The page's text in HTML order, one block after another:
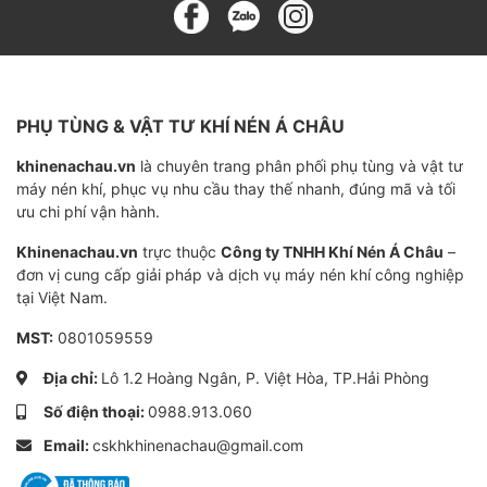
AOF11010001
Độ chênh áp bypass
0,25 Mpa
Hiệu quả
99,9%
PHỤ TÙNG & VẬT TƯ KHÍ NÉN Á CHÂU
khinenachau.vn là chuyên trang phân phối phụ tùng và vật tư
máy nén khí, phục vụ nhu cầu thay thế nhanh, đúng mã và tối
ưu chi phí vận hành.
Khinenachau.vn trực thuộc Công ty TNHH Khí Nén Á Châu –
đơn vị cung cấp giải pháp và dịch vụ máy nén khí công nghiệp
tại Việt Nam.
MST: 0801059559
Địa chỉ: Lô 1.2 Hoàng Ngân, P. Việt Hòa, TP.Hải Phòng
Số điện thoại:0988.913.060
Email:cskhkhinenachau@gmail.com